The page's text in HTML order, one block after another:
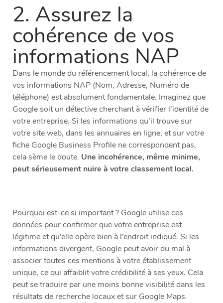
2. Assurez la
cohérence de vos
informations NAP
Dans le monde du référencement local, la cohérence de
vos informations NAP (Nom, Adresse, Numéro de
téléphone) est absolument fondamentale. Imaginez que
Google soit un détective cherchant à vérifier l’identité de
votre entreprise. Si les informations qu’il trouve sur
votre site web, dans les annuaires en ligne, et sur votre
fiche Google Business Profile ne correspondent pas,
cela sème le doute. Une incohérence, même minime,
peut sérieusement nuire à votre classement local.
Pourquoi est-ce si important ? Google utilise ces
données pour confirmer que votre entreprise est
légitime et qu’elle opère bien à l’endroit indiqué. Si les
informations divergent, Google peut avoir du mal à
associer toutes ces mentions à votre établissement
unique, ce qui affaiblit votre crédibilité à ses yeux. Cela
peut se traduire par une moins bonne visibilité dans les
résultats de recherche locaux et sur Google Maps.